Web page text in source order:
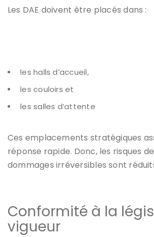
Les DAE doivent être placés dans :
les halls d’accueil,
les couloirs et
les salles d’attente
Ces emplacements stratégiques
réponse rapide. Donc, les risques
dommages irréversibles sont
Conformité à la
vigueur